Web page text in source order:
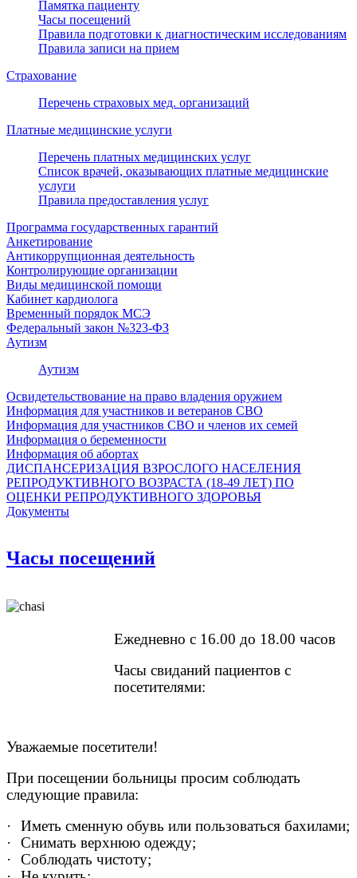
Памятка пациенту
Часы посещений
Правила подготовки к диагностическим исследованиям
Правила записи на прием
Страхование
Перечень страховых мед. организаций
Платные медицинские услуги
Перечень платных медицинских услуг
Список врачей, оказывающих платные медицинские
услуги
Правила предоставления услуг
Программа государственных гарантий
Анкетирование
Антикоррупционная деятельность
Контролирующие организации
Виды медицинской помощи
Кабинет кардиолога
Временный порядок МСЭ
Федеральный закон №323-ФЗ
Аутизм
Аутизм
Освидетельствование на право владения оружием
Информация для участников и ветеранов СВО
Информация для участников СВО и членов их семей
Информация о беременности
Информация об абортах
ДИСПАНСЕРИЗАЦИЯ ВЗРОСЛОГО НАСЕЛЕНИЯ
РЕПРОДУКТИВНОГО ВОЗРАСТА (18-49 ЛЕТ) ПО
ОЦЕНКИ РЕПРОДУКТИВНОГО ЗДОРОВЬЯ
Документы
Часы посещений
Ежедневно с 16.00 до 18.00 часов
Часы свиданий пациентов с
посетителями:
Уважаемые посетители!
При посещении больницы просим соблюдать
следующие правила:
·
Иметь сменную обувь или пользоваться бахилами;
·
Снимать верхнюю одежду;
·
Соблюдать чистоту;